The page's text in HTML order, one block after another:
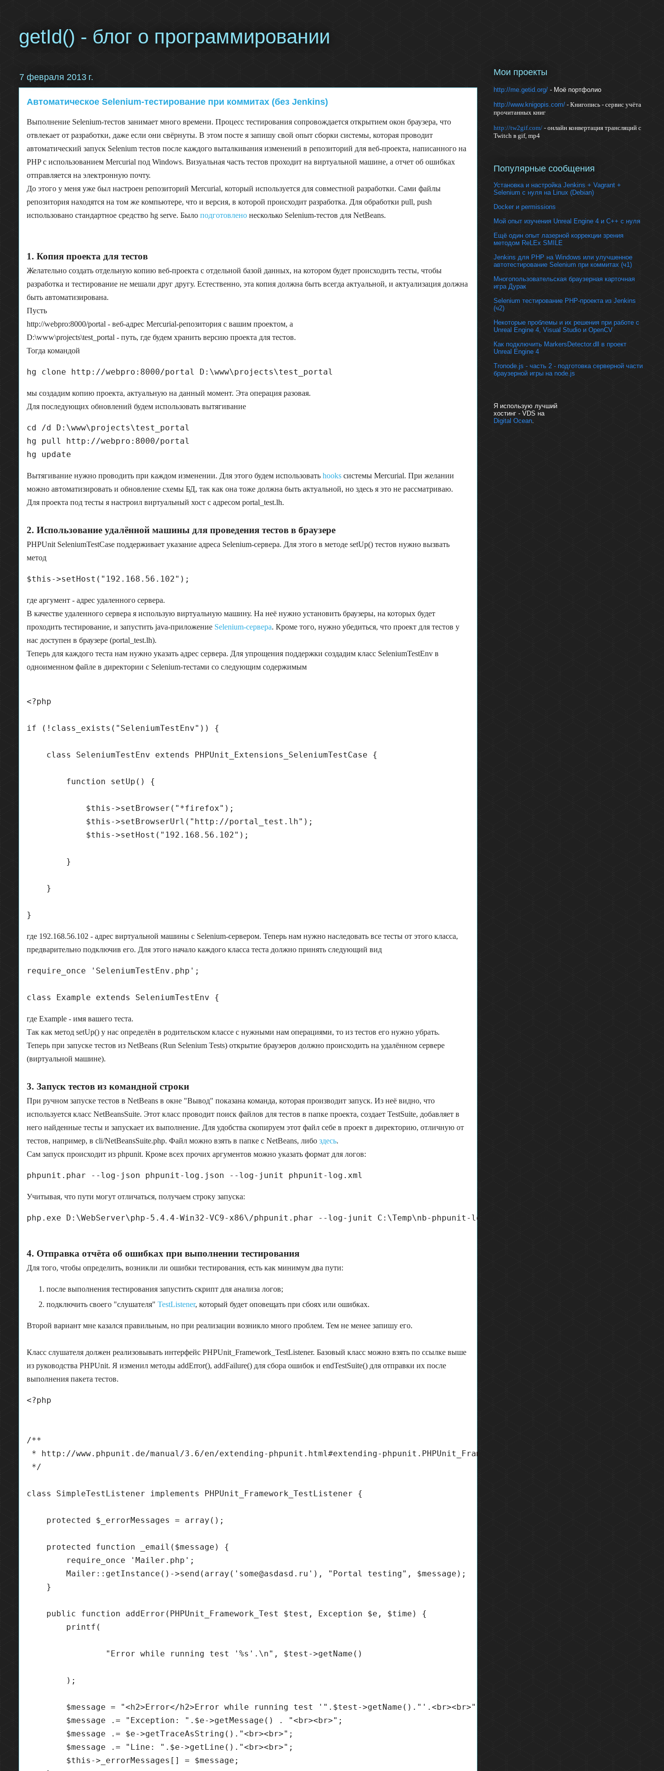
getId() - блог о программировании
7 февраля 2013 г.
Автоматическое Selenium-тестирование при коммитах (без Jenkins)
Выполнение Selenium-тестов занимает много времени. Процесс тестирования сопровождается открытием окон браузера, что
отвлекает от разработки, даже если они свёрнуты. В этом посте я запишу свой опыт сборки системы, которая проводит
автоматический запуск Selenium тестов после каждого выталкивания изменений в репозиторий для веб-проекта, написанного на
PHP с использованием Mercurial под Windows. Визуальная часть тестов проходит на виртуальной машине, а отчет об ошибках
отправляется на электронную почту.
До этого у меня уже был настроен репозиторий Mercurial, который используется для совместной разработки. Сами файлы
репозитория находятся на том же компьютере, что и версия, в которой происходит разработка. Для обработки pull, push
использовано стандартное средство hg serve. Было подготовлено несколько Selenium-тестов для NetBeans.
1. Копия проекта для тестов
Желательно создать отдельную копию веб-проекта с отдельной базой данных, на котором будет происходить тесты, чтобы
разработка и тестирование не мешали друг другу. Естественно, эта копия должна быть всегда актуальной, и актуализация должна
быть автоматизирована.
Пусть
http://webpro:8000/portal - веб-адрес Mercurial-репозитория с вашим проектом, а
D:\www\projects\test_portal - путь, где будем хранить версию проекта для тестов.
Тогда командой
hg clone http://webpro:8000/portal D:\www\projects\test_portal
мы создадим копию проекта, актуальную на данный момент. Эта операция разовая.
Для последующих обновлений будем использовать вытягивание
cd /d D:\www\projects\test_portal
hg pull http://webpro:8000/portal
Вытягивание нужно проводить при каждом изменении. Для этого будем использовать hooks системы Mercurial. При желании
можно автоматизировать и обновление схемы БД, так как она тоже должна быть актуальной, но здесь я это не рассматриваю.
Для проекта под тесты я настроил виртуальный хост с адресом portal_test.lh.
2. Использование удалённой машины для проведения тестов в браузере
PHPUnit SeleniumTestCase поддерживает указание адреса Selenium-сервера. Для этого в методе setUp() тестов нужно вызвать
метод
где аргумент - адрес удаленного сервера.
В качестве удаленного сервера я использую виртуальную машину. На неё нужно установить браузеры, на которых будет
проходить тестирование, и запустить java-приложение Selenium-сервера. Кроме того, нужно убедиться, что проект для тестов у
нас доступен в браузере (portal_test.lh).
Теперь для каждого теста нам нужно указать адрес сервера. Для упрощения поддержки создадим класс SeleniumTestEnv в
одноименном файле в директории с Selenium-тестами со следующим содержимым
<?php
if (!class_exists("SeleniumTestEnv")) {
class SeleniumTestEnv extends PHPUnit_Extensions_SeleniumTestCase {
function setUp() {
$this->setBrowser("*firefox");
$this->setBrowserUrl("http://portal_test.lh");
$this->setHost("192.168.56.102");
}
}
где 192.168.56.102 - адрес виртуальной машины с Selenium-сервером. Теперь нам нужно наследовать все тесты от этого класса,
предварительно подключив его. Для этого начало каждого класса теста должно принять следующий вид
require_once 'SeleniumTestEnv.php';
где Example - имя вашего теста.
Так как метод setUp() у нас определён в родительском классе с нужными нам операциями, то из тестов его нужно убрать.
Теперь при запуске тестов из NetBeans (Run Selenium Tests) открытие браузеров должно происходить на удалённом сервере
(виртуальной машине).
3. Запуск тестов из командной строки
При ручном запуске тестов в NetBeans в окне "Вывод" показана команда, которая производит запуск. Из неё видно, что
используется класс NetBeansSuite. Этот класс проводит поиск файлов для тестов в папке проекта, создает TestSuite, добавляет в
него найденные тесты и запускает их выполнение. Для удобства скопируем этот файл себе в проект в директорию, отличную от
тестов, например, в cli/NetBeansSuite.php. Файл можно взять в папке с NetBeans, либо здесь.
Сам запуск происходит из phpunit. Кроме всех прочих аргументов можно указать формат для логов:
Учитывая, что пути могут отличаться, получаем строку запуска:
4. Отправка отчёта об ошибках при выполнении тестирования
Для того, чтобы определить, возникли ли ошибки тестирования, есть как минимум два пути:
после выполнения тестирования запустить скрипт для анализа логов;
подключить своего "слушателя" TestListener, который будет оповещать при сбоях или ошибках.
Второй вариант мне казался правильным, но при реализации возникло много проблем. Тем не менее запишу его.
Класс слушателя должен реализовывать интерфейс PHPUnit_Framework_TestListener. Базовый класс можно взять по ссылке выше
из руководства PHPUnit. Я изменил методы addError(), addFailure() для сбора ошибок и endTestSuite() для отправки их после
выполнения пакета тестов.
<?php
/**
* http://www.phpunit.de/manual/3.6/en/extending-phpunit.html#extending-phpunit.PHPUnit_Framework_TestListener
*/
class SimpleTestListener implements PHPUnit_Framework_TestListener {
protected $_errorMessages = array();
protected function _email($message) {
require_once 'Mailer.php';
Mailer::getInstance()->send(array('some@asdasd.ru'), "Portal testing", $message);
}
public function addError(PHPUnit_Framework_Test $test, Exception $e, $time) {
printf(
"Error while running test '%s'.\n", $test->getName()
);
$message = "<h2>Error</h2>Error while running test '".$test->getName()."'.<br><br>";
$message .= "Exception: ".$e->getMessage() . "<br><br>";
$message .= $e->getTraceAsString()."<br><br>";
$message .= "Line: ".$e->getLine()."<br><br>";
$this->_errorMessages[] = $message;
Мои проекты
http://me.getid.org/ - Моё портфолио
http://www.knigopis.com/ - Книгопись - сервис учёта
прочитанных книг
http://tw2gif.com/ - онлайн конвертация трансляций с
Twitch в gif, mp4
Популярные сообщения
Установка и настройка Jenkins + Vagrant +
Selenium с нуля на Linux (Debian)
Docker и permissions
Мой опыт изучения Unreal Engine 4 и С++ с нуля
Ещё один опыт лазерной коррекции зрения
методом ReLEx SMILE
Jenkins для PHP на Windows или улучшенное
автотестирование Selenium при коммитах (ч1)
Многопользовательская браузерная карточная
игра Дурак
Selenium тестирование PHP-проекта из Jenkins
(ч2)
Некоторые проблемы и их решения при работе с
Unreal Engine 4, Visual Studio и OpenCV
Как подключить MarkersDetector.dll в проект
Unreal Engine 4
Tronode.js - часть 2 - подготовка серверной части
браузерной игры на node.js
Я использую лучший
хостинг - VDS на
Digital Ocean